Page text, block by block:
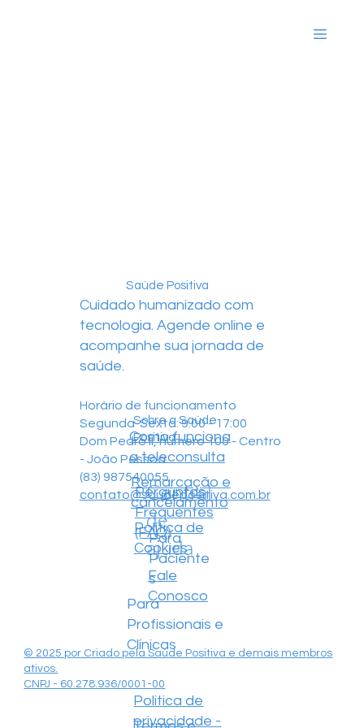
Cuidado humanizado com
tecnologia. Agende online e
acompanhe sua jornada de
saúde.
Horário de funcionamento
Segunda-Sexta: 9:00 - 17:00
Dom Pedro II, número 100 - Centro
- João Pessoa
(83) 987540055
contato@saudepositiva.com.br
© 2025 por Criado pela Saúde Positiva e demais membros
ativos.
CNPJ - 60.278.936/0001-00
Sobre a Saúde
Positiva
Central
de
ajuda
Para
Paciente
s
Para
Profissionais e
Clínicas
Perguntas
Frequentes
(FAQ)
Como funciona
a teleconsulta
Remarcação e
cancelamento
Política de
Cookies
Politica de
privacidade -
Fale
Conosco
Saúde Positiva